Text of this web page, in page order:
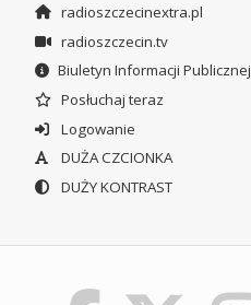
radioszczecinextra.pl
radioszczecin.tv
Biuletyn Informacji Publicznej
Posłuchaj teraz
Logowanie
DUŻA CZCIONKA
DUŻY KONTRAST